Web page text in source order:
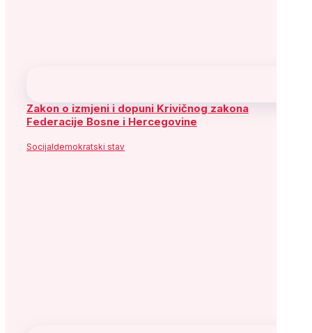
Zakon o izmjeni i dopuni Krivičnog zakona
Federacije Bosne i Hercegovine
Socijaldemokratski stav